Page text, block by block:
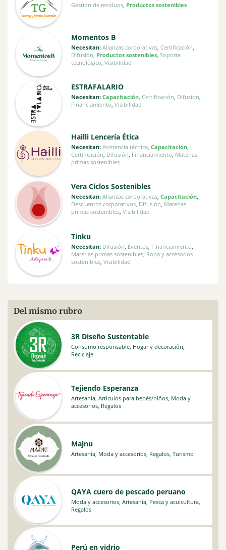
Gestión de residuos, Productos sostenibles
Momentos B
Necesitan: Alianzas corporativas, Certificación
Difusión Productos sostenibles, Soporte
tecnológico Visibilidad
ESTRAFALARIO
Necesitan: Capacitación, Certificación, Difusión,
Financiamiento, Visibilidad
Hailli Lencería Ética
Necesitan: Asistencia técnica, Capacitación,
Certificación Difusión Financiamiento Materias
primas sostenibles
Vera Ciclos Sostenibles
Necesitan: Alianzas corporativas, Capacitación,
Descuentos corporativos, Difusión, Materias
primas sostenibles, Visibilidad
Tinku
Necesitan: Difusión Eventos, Financiamiento
Materias primas sostenibles, Ropa y accesorios
sostenibles, Visibilidad
Del mismo rubro
3R Diseño Sustentable
Consumo responsable, Hogar y decoración
Reciclaje
Tejiendo Esperanza
Artesanía, Artículos para bebés/niños, Moda y
accesorios, Regalos
Majnu
Artesanía, Moda y accesorios, Regalos, Turismo
QAYA cuero de pescado peruano
Moda y accesorios, Artesanía, Pesca y acuicultura,
Regalos
Perú en vidrio